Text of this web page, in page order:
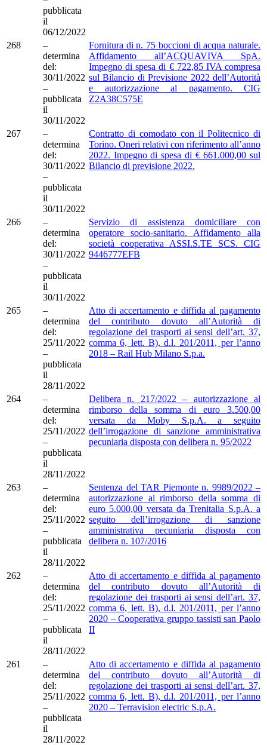
pubblicata
il
06/12/2022
268
–
determina
del:
30/11/2022
–
pubblicata
il
30/11/2022
Fornitura di n. 75 boccioni di acqua naturale.
Affidamento all’ACQUAVIVA SpA.
Impegno di spesa di € 722,85 IVA compresa
sul Bilancio di Previsione 2022 dell’Autorità
e autorizzazione al pagamento. CIG
Z2A38C575E
267
–
determina
del:
30/11/2022
–
pubblicata
il
30/11/2022
Contratto di comodato con il Politecnico di
Torino. Oneri relativi con riferimento all’anno
2022. Impegno di spesa di € 661.000,00 sul
Bilancio di previsione 2022.
266
–
determina
del:
30/11/2022
–
pubblicata
il
30/11/2022
Servizio di assistenza domiciliare con
operatore socio-sanitario. Affidamento alla
società cooperativa ASSI.S.TE SCS. CIG
9446777EFB
265
–
determina
del:
25/11/2022
–
pubblicata
il
28/11/2022
Atto di accertamento e diffida al pagamento
del contributo dovuto all’Autorità di
regolazione dei trasporti ai sensi dell’art. 37,
comma 6, lett. B), d.l. 201/2011, per l’anno
2018 – Rail Hub Milano S.p.a.
264
–
determina
del:
25/11/2022
–
pubblicata
il
28/11/2022
Delibera n. 217/2022 – autorizzazione al
rimborso della somma di euro 3.500,00
versata da Moby S.p.A. a seguito
dell’irrogazione di sanzione amministrativa
pecuniaria disposta con delibera n. 95/2022
263
–
determina
del:
25/11/2022
–
pubblicata
il
28/11/2022
Sentenza del TAR Piemonte n. 9989/2022 –
autorizzazione al rimborso della somma di
euro 5.000,00 versata da Trenitalia S.p.A. a
seguito dell’irrogazione di sanzione
amministrativa pecuniaria disposta con
delibera n. 107/2016
262
–
determina
del:
25/11/2022
–
pubblicata
il
28/11/2022
Atto di accertamento e diffida al pagamento
del contributo dovuto all’Autorità di
regolazione dei trasporti ai sensi dell’art. 37,
comma 6, lett. B), d.l. 201/2011, per l’anno
2020 – Cooperativa gruppo tassisti san Paolo
II
261
–
determina
del:
25/11/2022
–
pubblicata
il
28/11/2022
Atto di accertamento e diffida al pagamento
del contributo dovuto all’Autorità di
regolazione dei trasporti ai sensi dell’art. 37,
comma 6, lett. B), d.l. 201/2011, per l’anno
2020 – Terravision electric S.p.A.